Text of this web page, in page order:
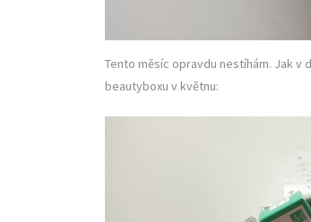
Tento měsíc opravdu nestíhám. Jak v
beautyboxu v květnu: